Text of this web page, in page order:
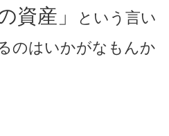
資産」
という言い
のはいかがなもんか